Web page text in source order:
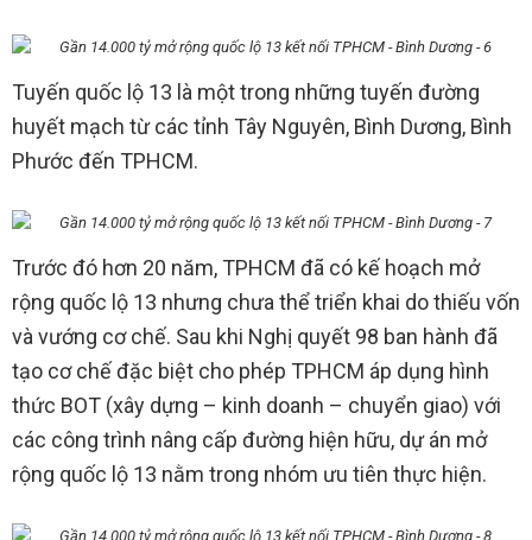
Tuyến quốc lộ 13 là một trong những tuyến đường
huyết mạch từ các tỉnh Tây Nguyên, Bình Dương, Bình
Phước đến TPHCM.
Trước đó hơn 20 năm, TPHCM đã có kế hoạch mở
rộng quốc lộ 13 nhưng chưa thể triển khai do thiếu vốn
và vướng cơ chế. Sau khi Nghị quyết 98 ban hành đã
tạo cơ chế đặc biệt cho phép TPHCM áp dụng hình
thức BOT (xây dựng – kinh doanh – chuyển giao) với
các công trình nâng cấp đường hiện hữu, dự án mở
rộng quốc lộ 13 nằm trong nhóm ưu tiên thực hiện.